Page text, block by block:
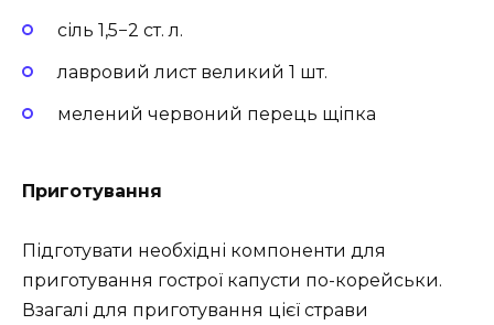
сіль 1,5−2 ст. л.
лавровий лист великий 1 шт.
мелений червоний перець щіпка
Приготування
Підготувати необхідні компоненти для
приготування гострої капусти по-корейськи.
Взагалі для приготування цієї страви